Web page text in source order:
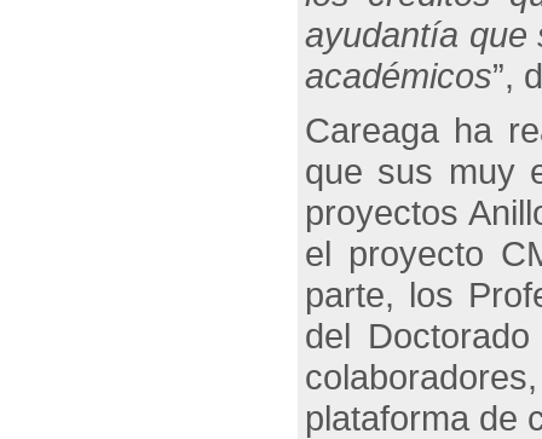
ayudantía que
académicos”,
Careaga ha
que sus muy
proyectos
el proyecto
parte, los
del
plataforma de